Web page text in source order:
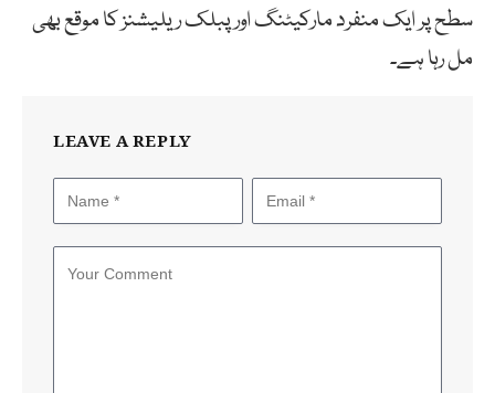
سطح پر ایک منفرد مارکیٹنگ اور پبلک ریلیشنز کا موقع بھی
مل رہا ہے۔
LEAVE A REPLY